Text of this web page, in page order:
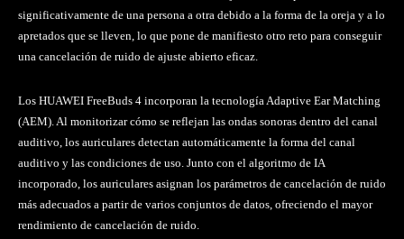
significativamente de una persona a otra debido a la forma de la oreja y a lo
apretados que se lleven, lo que pone de manifiesto otro reto para conseguir
una cancelación de ruido de ajuste abierto eficaz.
Los HUAWEI FreeBuds 4 incorporan la tecnología Adaptive Ear Matching
(AEM). Al monitorizar cómo se reflejan las ondas sonoras dentro del canal
auditivo, los auriculares detectan automáticamente la forma del canal
auditivo y las condiciones de uso. Junto con el algoritmo de IA
incorporado, los auriculares asignan los parámetros de cancelación de ruido
más adecuados a partir de varios conjuntos de datos, ofreciendo el mayor
rendimiento de cancelación de ruido.